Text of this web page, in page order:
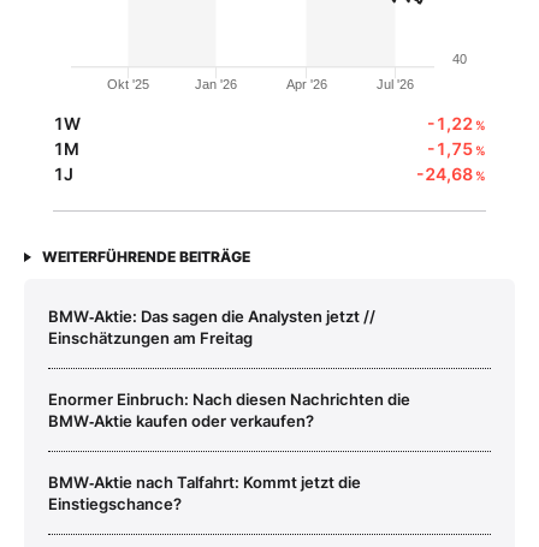
Okt '25 Jan '26 Apr '26 Jul '26
40
1W -1,22%
1M -1,75%
1J -24,68%
WEITERFÜHRENDE BEITRÄGE
BMW‑Aktie: Das sagen die Analysten jetzt //
Einschätzungen am Freitag
Enormer Einbruch: Nach diesen Nachrichten die
BMW‑Aktie kaufen oder verkaufen?
BMW‑Aktie nach Talfahrt: Kommt jetzt die
Einstiegschance?